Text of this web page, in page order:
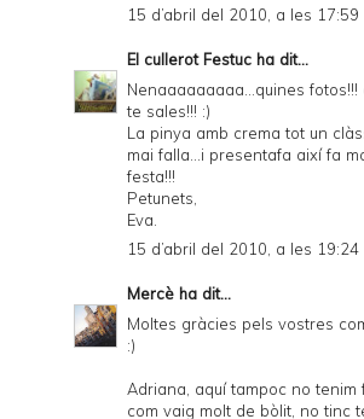
15 d’abril del 2010, a les 17:59
El cullerot Festuc ha dit...
Nenaaaaaaaaa...quines fotos!!!
te sales!!! :)
La pinya amb crema tot un
mai falla...i presentafa així fa
festa!!!
Petunets,
Eva.
15 d’abril del 2010, a les 19:24
Mercè ha dit...
Moltes gràcies pels vostres
:)
Adriana, aquí tampoc no tenim
com vaig molt de bòlit, no tinc